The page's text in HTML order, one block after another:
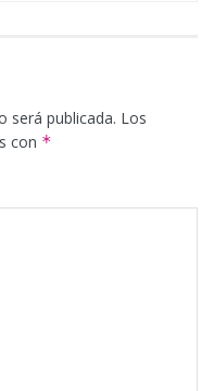
será publicada. Los
con *